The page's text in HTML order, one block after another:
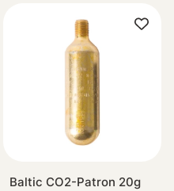
Baltic CO2-Patron 20g